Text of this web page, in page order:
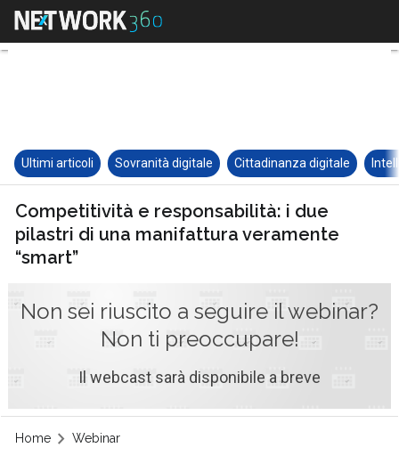
Ultimi articoli Sovranità digitale Cittadinanza digitale
Competitività e responsabilità: i due
pilastri di una manifattura veramente
“smart”
Non sei riuscito a seguire il webinar?
Non ti preoccupare!
Il webcast sarà disponibile a breve
Home Webinar